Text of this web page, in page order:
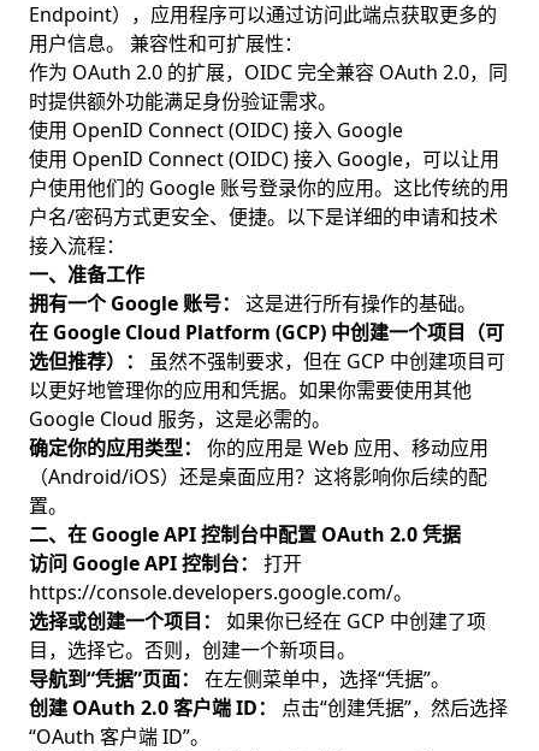
Endpoint），应用程序可以通过访问此端点获取更多的
用户信息。 兼容性和可扩展性：
作为 OAuth 2.0 的扩展，OIDC 完全兼容 OAuth 2.0，同
时提供额外功能满足身份验证需求。
使用 OpenID Connect (OIDC) 接入 Google
使用 OpenID Connect (OIDC) 接入 Google，可以让用
户使用他们的 Google 账号登录你的应用。这比传统的用
户名/密码方式更安全、便捷。以下是详细的申请和技术
接入流程：
一、准备工作
拥有一个 Google 账号：
这是进行所有操作的基础。
在 Google Cloud Platform (GCP) 中创建一个项目（可
选但推荐）：
虽然不强制要求，但在 GCP 中创建项目可
以更好地管理你的应用和凭据。如果你需要使用其他
Google Cloud 服务，这是必需的。
确定你的应用类型：
你的应用是 Web 应用、移动应用
（Android/iOS）还是桌面应用？这将影响你后续的配
置。
二、在 Google API 控制台中配置 OAuth 2.0 凭据
访问 Google API 控制台：
打开
https://console.developers.google.com/。
选择或创建一个项目：
如果你已经在 GCP 中创建了项
目，选择它。否则，创建一个新项目。
导航到“凭据”页面：
在左侧菜单中，选择“凭据”。
创建 OAuth 2.0 客户端 ID：
点击“创建凭据”，然后选择
“OAuth 客户端 ID”。